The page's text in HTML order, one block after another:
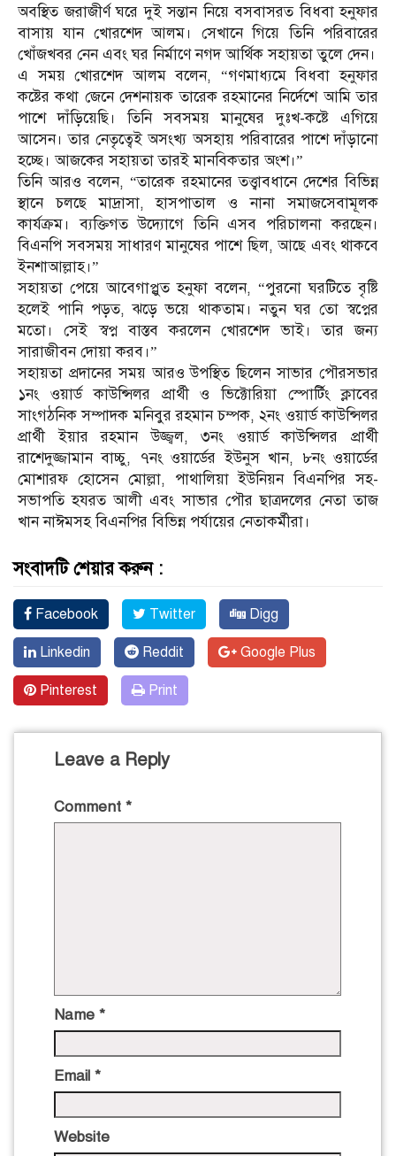
অবস্থিত জরাজীর্ণ ঘরে দুই সন্তান নিয়ে বসবাসরত বিধবা হনুফার
বাসায় যান খোরশেদ আলম। সেখানে গিয়ে তিনি পরিবারের
খোঁজখবর নেন এবং ঘর নির্মাণে নগদ আর্থিক সহায়তা তুলে দেন।
এ সময় খোরশেদ আলম বলেন, “গণমাধ্যমে বিধবা হনুফার
কষ্টের কথা জেনে দেশনায়ক তারেক রহমানের নির্দেশে আমি তার
পাশে দাঁড়িয়েছি। তিনি সবসময় মানুষের দুঃখ-কষ্টে এগিয়ে
আসেন। তার নেতৃত্বেই অসংখ্য অসহায় পরিবারের পাশে দাঁড়ানো
হচ্ছে। আজকের সহায়তা তারই মানবিকতার অংশ।”
তিনি আরও বলেন, “তারেক রহমানের তত্ত্বাবধানে দেশের বিভিন্ন
স্থানে চলছে মাদ্রাসা, হাসপাতাল ও নানা সমাজসেবামূলক
কার্যক্রম। ব্যক্তিগত উদ্যোগে তিনি এসব পরিচালনা করছেন।
বিএনপি সবসময় সাধারণ মানুষের পাশে ছিল, আছে এবং থাকবে
ইনশাআল্লাহ।”
সহায়তা পেয়ে আবেগাপ্লুত হনুফা বলেন, “পুরনো ঘরটিতে বৃষ্টি
হলেই পানি পড়ত, ঝড়ে ভয়ে থাকতাম। নতুন ঘর তো স্বপ্নের
মতো। সেই স্বপ্ন বাস্তব করলেন খোরশেদ ভাই। তার জন্য
সারাজীবন দোয়া করব।”
সহায়তা প্রদানের সময় আরও উপস্থিত ছিলেন সাভার পৌরসভার
১নং ওয়ার্ড কাউন্সিলর প্রার্থী ও ভিক্টোরিয়া স্পোর্টিং ক্লাবের
সাংগঠনিক সম্পাদক মনিবুর রহমান চম্পক, ২নং ওয়ার্ড কাউন্সিলর
প্রার্থী ইয়ার রহমান উজ্জ্বল, ৩নং ওয়ার্ড কাউন্সিলর প্রার্থী
রাশেদুজ্জামান বাচ্চু, ৭নং ওয়ার্ডের ইউনুস খান, ৮নং ওয়ার্ডের
মোশারফ হোসেন মোল্লা, পাথালিয়া ইউনিয়ন বিএনপির সহ-
সভাপতি হযরত আলী এবং সাভার পৌর ছাত্রদলের নেতা তাজ
খান নাঈমসহ বিএনপির বিভিন্ন পর্যায়ের নেতাকর্মীরা।
সংবাদটি শেয়ার করুন :
Facebook Twitter Digg
Linkedin Reddit Google Plus
Pinterest Print
Leave a Reply
Comment *
Name *
Email *
Website